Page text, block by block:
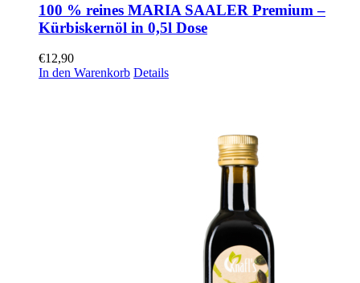
100 % reines MARIA SAALER Premium –
Kürbiskernöl in 0,5l Dose
€12,90
In den Warenkorb Details